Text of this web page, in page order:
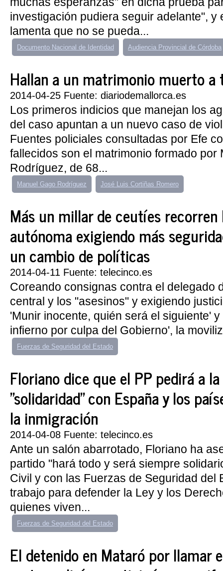
investigación pudiera seguir adelante", y
lamenta que no se pueda...
Documento Nacional de Identidad Audiencia Provincial de Córdoba
Hallan a un matrimonio muerto
2014-04-25 Fuente: diariodemallorca.es
Los primeros indicios que manejan los
del caso apuntan a un nuevo caso de
Fuentes policiales consultadas por Efe
fallecidos son el matrimonio formado por
Rodríguez, de 68...
Manuel Gago Rodríguez José Luis Cortiñas Romero
Más un millar de ceutíes
autónoma exigiendo más
un cambio de políticas
2014-04-11 Fuente: telecinco.es
Coreando consignas contra el delegado
central y los "asesinos" y exigiendo
'Munir inocente, quién será el siguiente'
infierno por culpa del Gobierno', la
Fuerzas de Seguridad del Estado
Floriano dice que el PP pedirá a
"solidaridad" con España y los
la inmigración
2014-04-08 Fuente: telecinco.es
Ante un salón abarrotado, Floriano ha
partido "hará todo y será siempre
Civil y con las Fuerzas de Seguridad del
trabajo para defender la Ley y los
quienes viven...
Fuerzas de Seguridad del Estado
El detenido en Mataró por llamar